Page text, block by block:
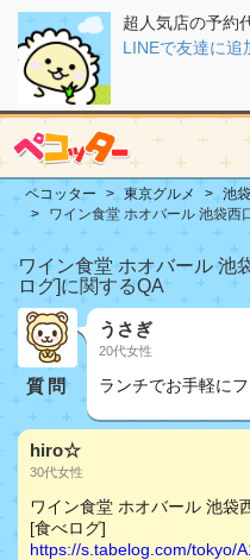
超人気店の予約
LINEで友達に追
ペコッター 東京グルメ
池
ワイン食堂 ホオバール 池袋西
ワイン食堂 ホオバール 池
ログ]に関するQA
質問
うさぎ
20代女性
ランチでお手軽に
hiro☆
30代女性
ワイン食堂 ホオバール 池袋
[食べログ]
https://s.tabelog.com/tokyo/